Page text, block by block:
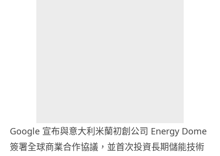
Google 宣布與意大利米蘭初創公司 Energy Dome
簽署全球商業合作協議，並首次投資長期儲能技術